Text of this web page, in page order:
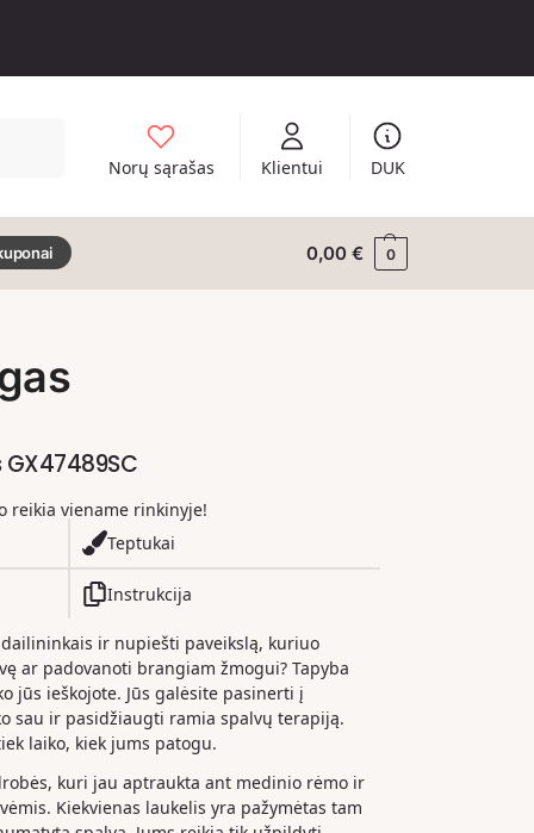
Norų sąrašas Klientui DUK
0,00€ 0
reikia viename rinkinyje!
Teptukai
Instrukcija
ir nupiešti paveikslą, kuriuo
ar padovanoti brangiam žmogui? Tapyba
jūs ieškojote. Jūs galėsite pasinerti į
sau ir pasidžiaugti ramia spalvų terapiją.
laiko, kiek jums patogu.
kuri jau aptraukta ant medinio rėmo ir
Kiekvienas laukelis yra pažymėtas tam